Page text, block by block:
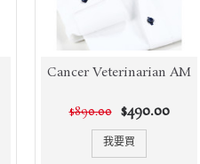
Cancer Veterinarian AM
$890.00 $490.00
我要買